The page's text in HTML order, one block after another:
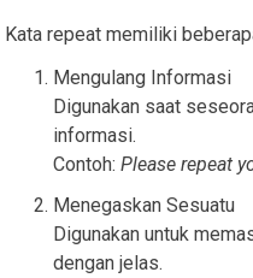
Kata repeat memiliki
Mengulang Informasi
Digunakan saat
informasi.
Contoh:Please repeat
Menegaskan Sesuatu
Digunakan untuk
dengan jelas.